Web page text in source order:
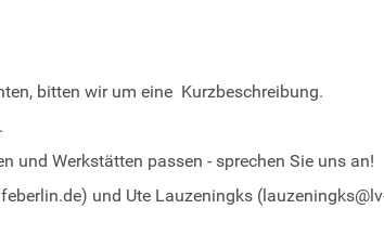
bitten wir um eine Kurzbeschreibung.
und Werkstätten passen - sprechen Sie uns an!
und Ute Lauzeningks